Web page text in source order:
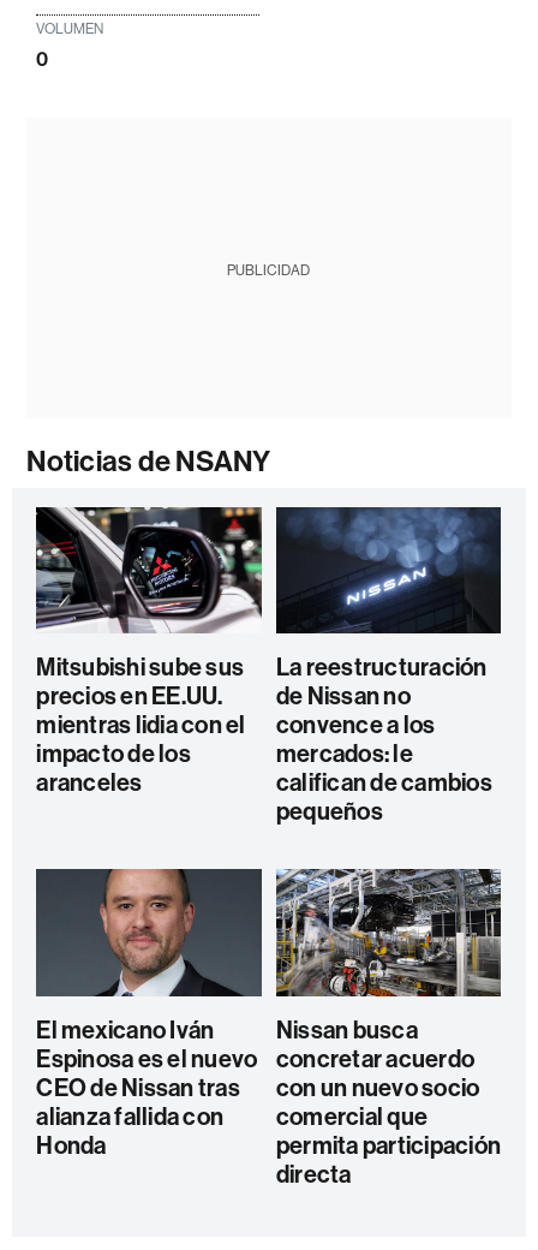
VOLUMEN
0
PUBLICIDAD
Noticias de NSANY
Mitsubishi sube sus
precios en EE.UU.
mientras lidia con el
impacto de los
aranceles
La reestructuración
de Nissan no
convence a los
mercados: le
califican de cambios
pequeños
El mexicano Iván
Espinosa es el nuevo
CEO de Nissan tras
alianza fallida con
Honda
Nissan busca
concretar acuerdo
con un nuevo socio
comercial que
permita participación
directa